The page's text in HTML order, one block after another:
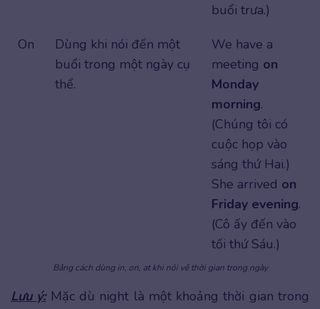
buổi trưa.)
On
Dùng khi nói đến một
buổi trong một ngày cụ
thể.
We have a
meeting on
Monday
morning.
(Chúng tôi có
cuộc họp vào
sáng thứ Hai.)
She arrived on
Friday evening.
(Cô ấy đến vào
tối thứ Sáu.)
Bảng cách dùng in, on, at khi nói về thời gian trong ngày
Lưu ý:Mặc dù night là một khoảng thời gian trong